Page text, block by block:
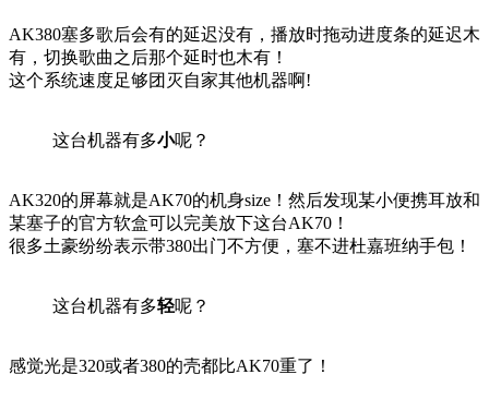
AK380塞多歌后会有的延迟没有，播放时拖动进度条的延迟木
有，切换歌曲之后那个延时也木有！
这个系统速度足够团灭自家其他机器啊!
这台机器有多小呢？
AK320的屏幕就是AK70的机身size！然后发现某小便携耳放和
某塞子的官方软盒可以完美放下这台AK70！
很多土豪纷纷表示带380出门不方便，塞不进杜嘉班纳手包！
这台机器有多轻呢？
感觉光是320或者380的壳都比AK70重了！